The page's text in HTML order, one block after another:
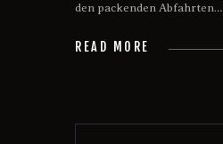
den packenden Abfahrten…
READ MORE